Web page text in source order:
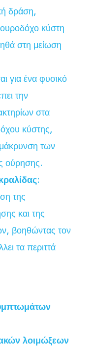
δράση,
κύστη
στη μείωση
για ένα φυσικό
την
στα
κύστης,
των
ούρησης.
:
της
και της
βοηθώντας τον
τα περιττά
λοιμώξεων